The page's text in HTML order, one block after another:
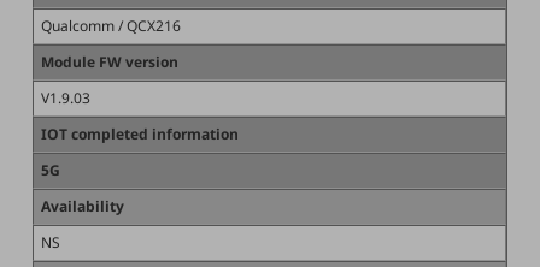
課題・ニーズで探すTOP
コミュニケーション・情報共有
マーケティング
業務効率化
災害対策
職場環境整備
Qualcomm / QCX216
Module FW version
V1.9.03
IOT completed information
5G
Availability
NS